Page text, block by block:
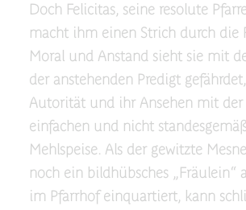
Doch Felicitas, seine resolute
macht ihm einen Strich durch die
Moral und Anstand sieht sie mit
der anstehenden Predigt
Autorität und ihr Ansehen mit der
einfachen und nicht
Mehlspeise. Als der gewitzte
noch ein bildhübsches „Fräulein“
im Pfarrhof einquartiert, kann